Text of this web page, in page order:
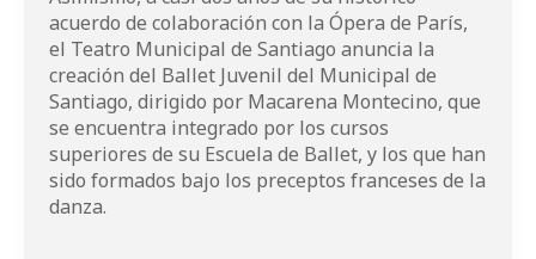
acuerdo de colaboración con la Ópera de París,
el Teatro Municipal de Santiago anuncia la
creación del Ballet Juvenil del Municipal de
Santiago, dirigido por Macarena Montecino, que
se encuentra integrado por los cursos
superiores de su Escuela de Ballet, y los que han
sido formados bajo los preceptos franceses de la
danza.